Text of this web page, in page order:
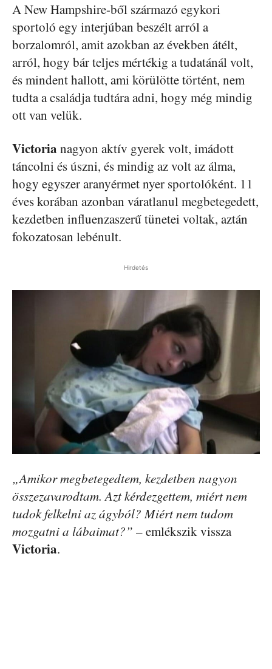
A New Hampshire-ből származó egykori
sportoló egy interjúban beszélt arról a
borzalomról, amit azokban az években átélt,
arról, hogy bár teljes mértékig a tudatánál volt,
és mindent hallott, ami körülötte történt, nem
tudta a családja tudtára adni, hogy még mindig
ott van velük.
Victoria nagyon aktív gyerek volt, imádott
táncolni és úszni, és mindig az volt az álma,
hogy egyszer aranyérmet nyer sportolóként. 11
éves korában azonban váratlanul megbetegedett,
kezdetben influenzaszerű tünetei voltak, aztán
fokozatosan lebénult.
Hirdetés
„Amikor megbetegedtem, kezdetben nagyon
összezavarodtam. Azt kérdezgettem, miért nem
tudok felkelni az ágyból? Miért nem tudom
mozgatni a lábaimat?” – emlékszik vissza
Victoria.